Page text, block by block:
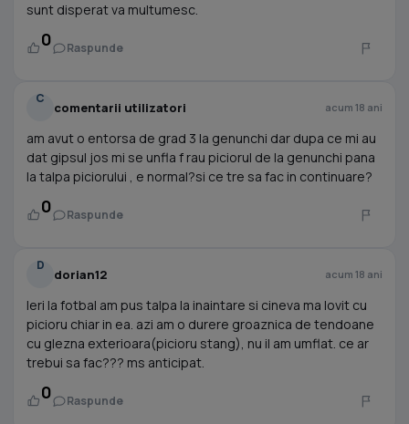
sunt disperat va multumesc.
0 Raspunde
C
comentarii utilizatori acum 18 ani
am avut o entorsa de grad 3 la genunchi dar dupa ce mi au
dat gipsul jos mi se unfla f rau piciorul de la genunchi pana
la talpa piciorului , e normal?si ce tre sa fac in continuare?
0 Raspunde
D
dorian12 acum 18 ani
Ieri la fotbal am pus talpa la inaintare si cineva ma lovit cu
picioru chiar in ea. azi am o durere groaznica de tendoane
cu glezna exterioara(picioru stang), nu il am umflat. ce ar
trebui sa fac??? ms anticipat.
0 Raspunde